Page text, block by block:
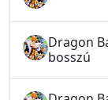
Dragon
bosszú